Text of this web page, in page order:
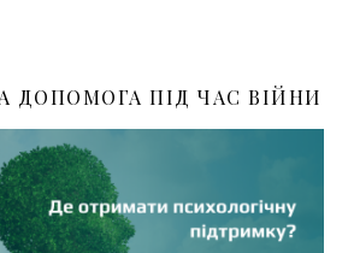
ДОПОМОГА ПІД ЧАС ВІЙНИ